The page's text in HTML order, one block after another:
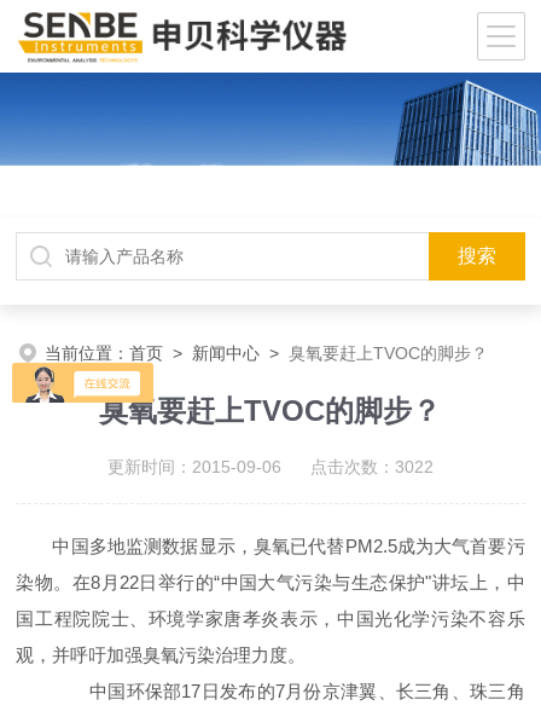
当前位置：首页 > 新闻中心 >臭氧要赶上TVOC的脚步？
臭氧要赶上TVOC的脚步？
更新时间：2015-09-06 点击次数：3022
中国多地监测数据显示，臭氧已代替PM2.5成为大气首要污
染物。在8月22日举行的“中国大气污染与生态保护"讲坛上，中
国工程院院士、环境学家唐孝炎表示，中国光化学污染不容乐
观，并呼吁加强臭氧污染治理力度。
中国环保部17日发布的7月份京津翼、长三角、珠三角